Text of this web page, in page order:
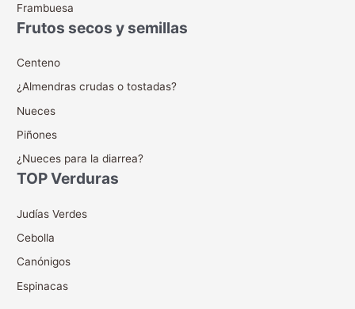
Frambuesa
Frutos secos y semillas
Centeno
¿Almendras crudas o tostadas?
Nueces
Piñones
¿Nueces para la diarrea?
TOP Verduras
Judías Verdes
Cebolla
Canónigos
Espinacas